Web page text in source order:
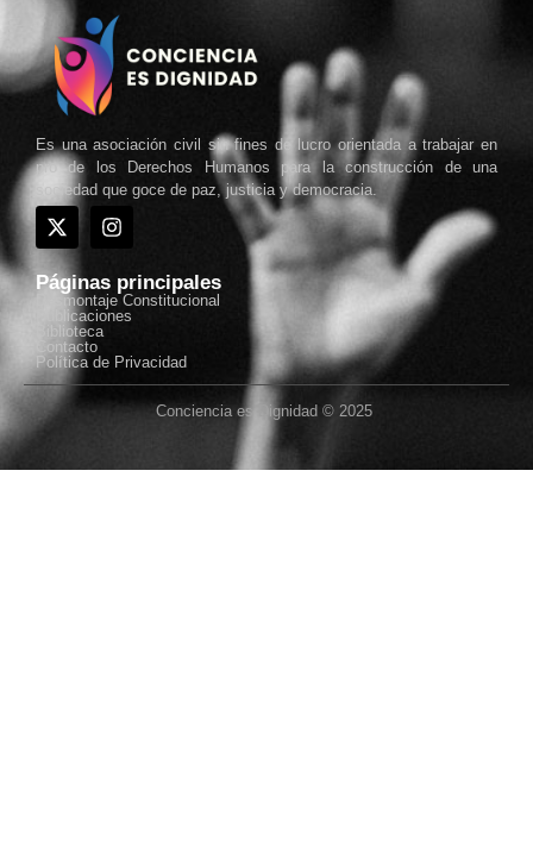
Es una asociación civil sin fines de lucro orientada a trabajar en
pro de los Derechos Humanos para la construcción de una
sociedad que goce de paz, justicia y democracia.
Páginas principales
Desmontaje Constitucional
Publicaciones
Biblioteca
Contacto
Política de Privacidad
Conciencia es Dignidad © 2025